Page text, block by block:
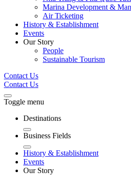
Marina Development &
Air Ticketing
History & Establishment
Events
Our Story
People
Sustainable Tourism
Contact Us
Contact Us
Toggle menu
Destinations
Business Fields
History & Establishment
Events
Our Story